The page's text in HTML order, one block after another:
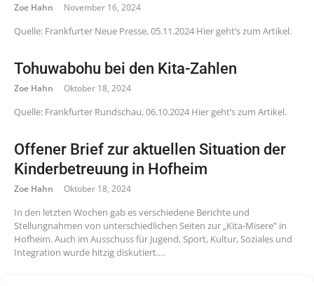
Zoe Hahn November 16, 2024
Quelle: Frankfurter Neue Presse, 05.11.2024 Hier geht’s zum Artikel.
Tohuwabohu bei den Kita-Zahlen
Zoe Hahn Oktober 18, 2024
Quelle: Frankfurter Rundschau, 06.10.2024 Hier geht’s zum Artikel.
Offener Brief zur aktuellen Situation der
Kinderbetreuung in Hofheim
Zoe Hahn Oktober 18, 2024
In den letzten Wochen gab es verschiedene Berichte und
Stellungnahmen von unterschiedlichen Seiten zur „Kita-Misere” in
Hofheim. Auch im Ausschuss für Jugend, Sport, Kultur, Soziales und
Integration wurde hitzig diskutiert.…